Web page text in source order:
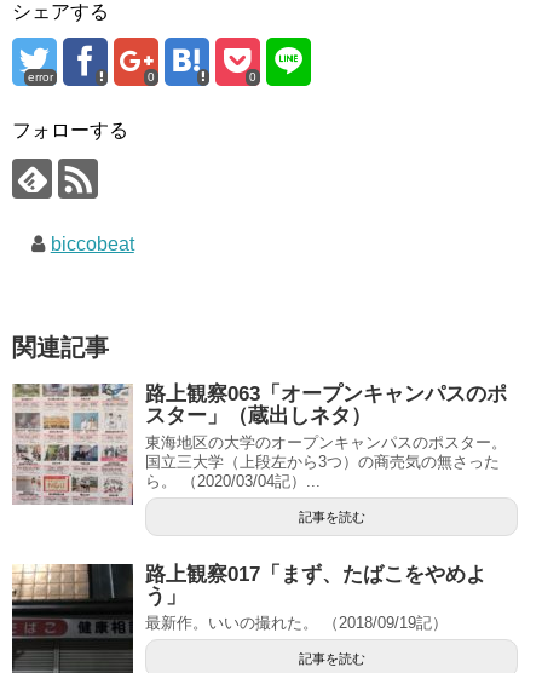
シェアする
error 0 0
フォローする
biccobeat
関連記事
路上観察063「オープンキャンパスのポ
スター」（蔵出しネタ）
東海地区の大学のオープンキャンパスのポスター。
国立三大学（上段左から3つ）の商売気の無さった
ら。 （2020/03/04記）...
記事を読む
路上観察017「まず、たばこをやめよ
う」
最新作。いいの撮れた。 （2018/09/19記）
記事を読む